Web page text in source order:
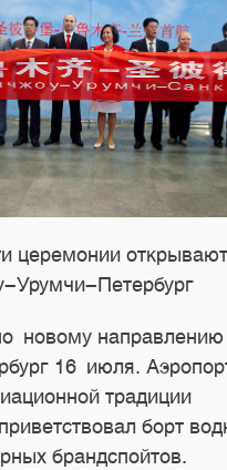
церемонии
Урумчи-Петербург
новому
16 июля.
традиции
борт
брандспойтов.